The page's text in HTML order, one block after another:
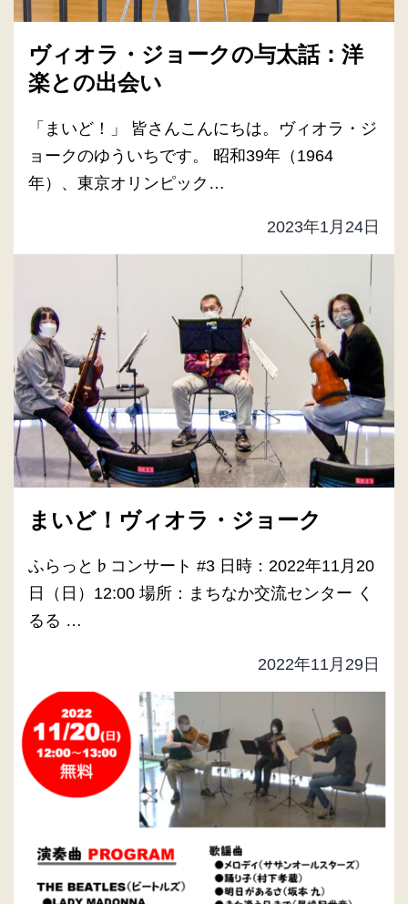
ヴィオラ・ジョークの与太話：洋
楽との出会い
「まいど！」 皆さんこんにちは。ヴィオラ・ジ
ョークのゆういちです。 昭和39年（1964
年）、東京オリンピック…
2023年1月24日
まいど！ヴィオラ・ジョーク
ふらっと♭コンサート #3 日時：2022年11月20
日（日）12:00 場所：まちなか交流センター く
るる …
2022年11月29日